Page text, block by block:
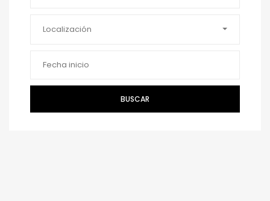
Localización
BUSCAR